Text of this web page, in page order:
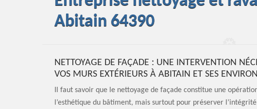
Abitain 64390
NETTOYAGE DE FAÇADE : UNE INTERVENTION
VOS MURS EXTÉRIEURS À ABITAIN ET SES
Il faut savoir que le nettoyage de façade constitue une
l’esthétique du bâtiment, mais surtout pour préserver